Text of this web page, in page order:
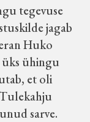
tegevuse
jagab
Huko
ühingu
et oli
sarve.